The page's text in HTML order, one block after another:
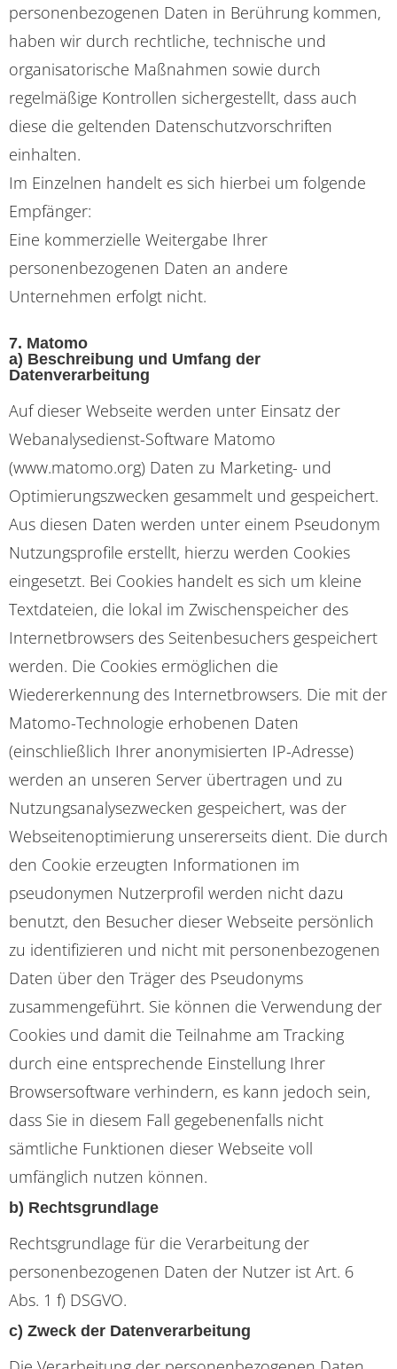
personenbezogenen Daten in Berührung kommen,
haben wir durch rechtliche, technische und
organisatorische Maßnahmen sowie durch
regelmäßige Kontrollen sichergestellt, dass auch
diese die geltenden Datenschutzvorschriften
einhalten.
Im Einzelnen handelt es sich hierbei um folgende
Empfänger:
Eine kommerzielle Weitergabe Ihrer
personenbezogenen Daten an andere
Unternehmen erfolgt nicht.
7. Matomo
a) Beschreibung und Umfang der
Datenverarbeitung
Auf dieser Webseite werden unter Einsatz der
Webanalysedienst-Software Matomo
(www.matomo.org) Daten zu Marketing- und
Optimierungszwecken gesammelt und gespeichert.
Aus diesen Daten werden unter einem Pseudonym
Nutzungsprofile erstellt, hierzu werden Cookies
eingesetzt. Bei Cookies handelt es sich um kleine
Textdateien, die lokal im Zwischenspeicher des
Internetbrowsers des Seitenbesuchers gespeichert
werden. Die Cookies ermöglichen die
Wiedererkennung des Internetbrowsers. Die mit der
Matomo-Technologie erhobenen Daten
(einschließlich Ihrer anonymisierten IP-Adresse)
werden an unseren Server übertragen und zu
Nutzungsanalysezwecken gespeichert, was der
Webseitenoptimierung unsererseits dient. Die durch
den Cookie erzeugten Informationen im
pseudonymen Nutzerprofil werden nicht dazu
benutzt, den Besucher dieser Webseite persönlich
zu identifizieren und nicht mit personenbezogenen
Daten über den Träger des Pseudonyms
zusammengeführt. Sie können die Verwendung der
Cookies und damit die Teilnahme am Tracking
durch eine entsprechende Einstellung Ihrer
Browsersoftware verhindern, es kann jedoch sein,
dass Sie in diesem Fall gegebenenfalls nicht
sämtliche Funktionen dieser Webseite voll
umfänglich nutzen können.
b) Rechtsgrundlage
Rechtsgrundlage für die Verarbeitung der
personenbezogenen Daten der Nutzer ist Art. 6
Abs. 1 f) DSGVO.
c) Zweck der Datenverarbeitung